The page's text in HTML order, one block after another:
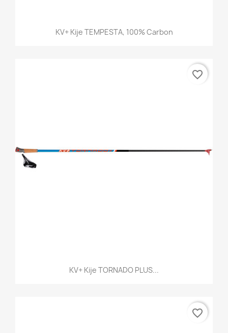
KV+ Kije TEMPESTA, 100% Carbon
KV+ Kije TORNADO PLUS...
favorite_border
favorite_border